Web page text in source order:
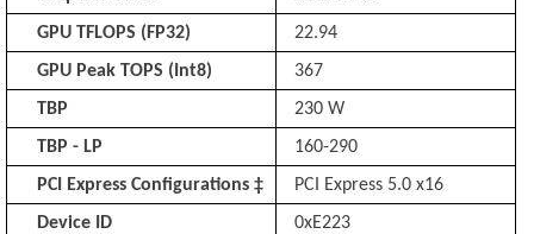
GPU TFLOPS (FP32)
22.94
GPU Peak TOPS (Int8)
367
TBP
230 W
TBP - LP
160-290
PCI Express Configurations ‡
PCI Express 5.0 x16
Device ID
0xE223